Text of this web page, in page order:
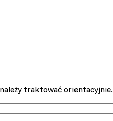
traktować orientacyjnie.